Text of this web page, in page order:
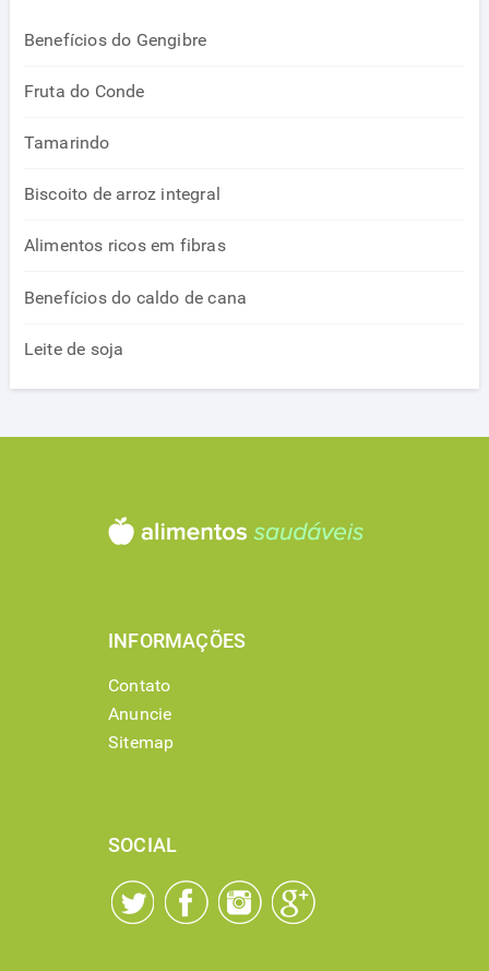
Benefícios do Gengibre
Fruta do Conde
Tamarindo
Biscoito de arroz integral
Alimentos ricos em fibras
Benefícios do caldo de cana
Leite de soja
INFORMAÇÕES
Contato
Anuncie
Sitemap
SOCIAL